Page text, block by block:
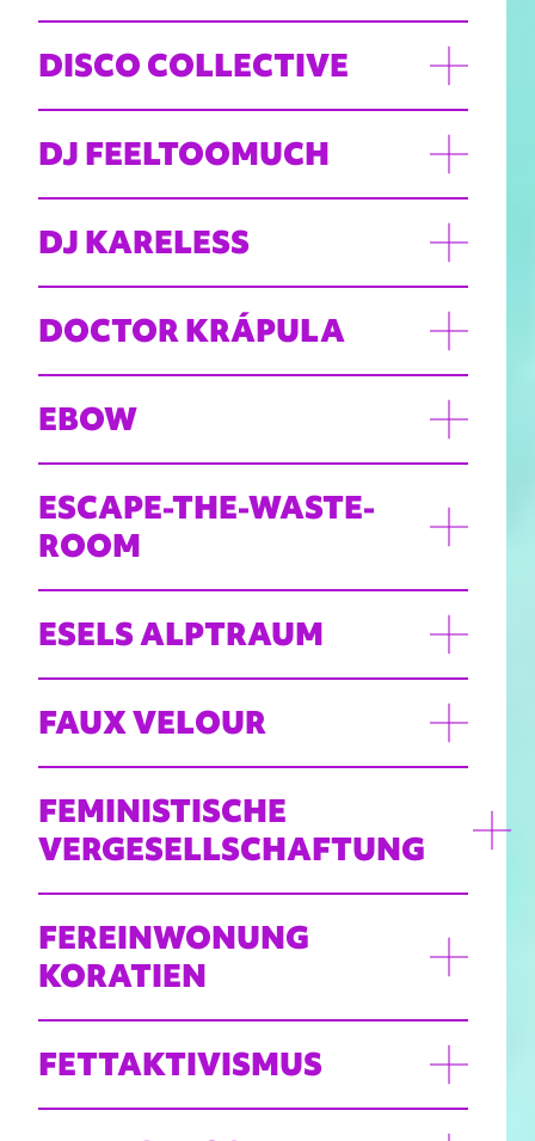
DISCO COLLECTIVE
DJ FEELTOOMUCH
DJ KARELESS
DOCTOR KRÁPULA
EBOW
ESCAPE-THE-WASTE-
ROOM
ESELS ALPTRAUM
FAUX VELOUR
FEMINISTISCHE
VERGESELLSCHAFTUNG
FEREINWONUNG
KORATIEN
FETTAKTIVISMUS